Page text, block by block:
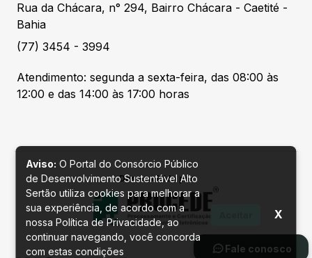
Fale conosco
Rua da Chácara, n° 294, Bairro Chácara - Caetité -
Bahia
(77) 3454 - 3994
Atendimento: segunda a sexta-feira, das 08:00 às
12:00 e das 14:00 às 17:00 horas
Desenvolvido por
Aviso: O Portal do Consórcio Público
de Desenvolvimento Sustentável Alto
Sertão utiliza cookies para melhorar a
sua experiência, de acordo com a
nossa Política de Privacidade, ao
continuar navegando, você concorda
com estas condições
X